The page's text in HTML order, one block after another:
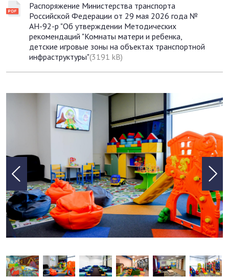
Распоряжение Министерства транспорта
Российской Федерации от 29 мая 2026 года №
АН-92-р "Об утверждении Методических
рекомендаций "Комнаты матери и ребенка,
детские игровые зоны на объектах транспортной
инфраструктуры"(3191 kB)